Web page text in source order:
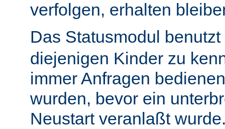
verfolgen, erhalten
Das Statusmodul
diejenigen Kinder zu
immer Anfragen
wurden, bevor ein
Neustart veranlaßt